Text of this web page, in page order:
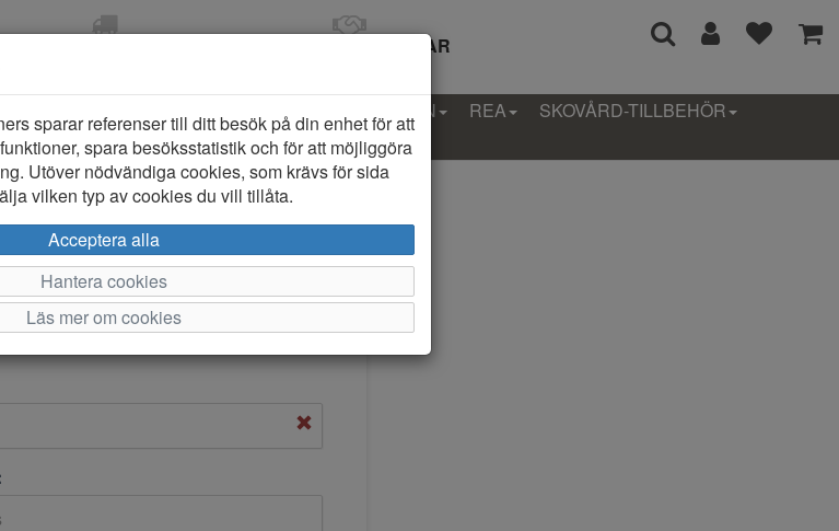
ÖPPET KÖP I 14 DAGAR
PROVKOLLEKTION REA
SKOVÅRD-TILLBEHÖR
Kontakta oss
sparar referenser till ditt besök på din enhet för att
spara besöksstatistik och för att möjliggöra
Utöver nödvändiga cookies, som krävs för sida
vilken typ av cookies du vill tillåta.
Acceptera alla
Hantera cookies
Läs mer om cookies